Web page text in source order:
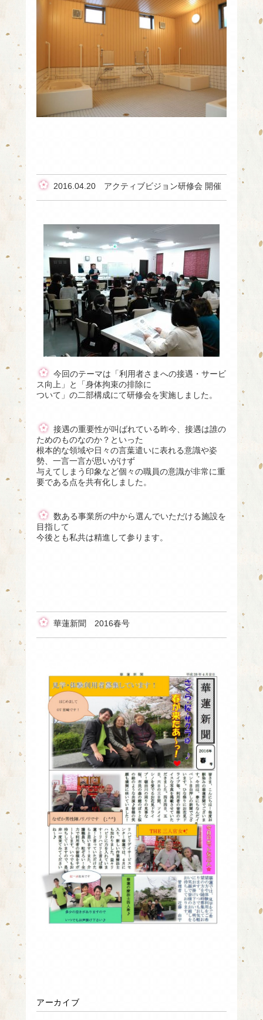
2016.04.20 アクティブビジョン研修会 開催
今回のテーマは「利用者さまへの接遇・サービ
ス向上」と「身体拘束の排除に
ついて」の二部構成にて研修会を実施しました。
接遇の重要性が叫ばれている昨今、接遇は誰の
ためのものなのか？といった
根本的な領域や日々の言葉遣いに表れる意識や姿
勢、一言一言が思いがけず
与えてしまう印象など個々の職員の意識が非常に重
要である点を共有化しました。
数ある事業所の中から選んでいただける施設を
目指して
今後とも私共は精進して参ります。
華蓮新聞 2016春号
アーカイブ